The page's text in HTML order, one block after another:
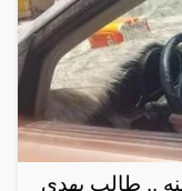
.. طالب يهدي